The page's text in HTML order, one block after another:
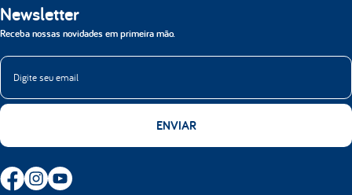
Newsletter
Receba nossas novidades em primeira mão.
ENVIAR